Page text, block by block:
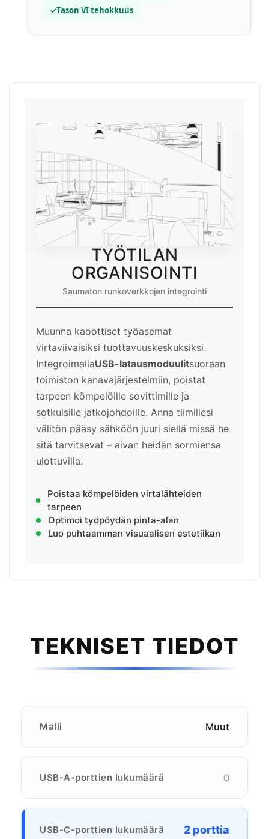
✓Tason VI tehokkuus
TYÖTILAN
ORGANISOINTI
Saumaton runkoverkkojen integrointi
Muunna kaoottiset työasemat
virtaviivaisiksi tuottavuuskeskuksiksi.
IntegroimallaUSB-latausmoduulitsuoraan
toimiston kanavajärjestelmiin, poistat
tarpeen kömpelöille sovittimille ja
sotkuisille jatkojohdoille. Anna tiimillesi
välitön pääsy sähköön juuri siellä missä he
sitä tarvitsevat – aivan heidän sormiensa
ulottuvilla.
Poistaa kömpelöiden virtalähteiden
tarpeen
Optimoi työpöydän pinta-alan
Luo puhtaamman visuaalisen estetiikan
TEKNISET TIEDOT
Malli Muut
USB-A-porttien lukumäärä 0
USB-C-porttien lukumäärä 2 porttia